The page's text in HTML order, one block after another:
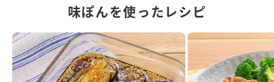
味ぽんを使ったレシピ